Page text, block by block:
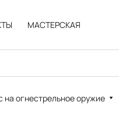
МАСТЕРСКАЯ
на огнестрельное оружие